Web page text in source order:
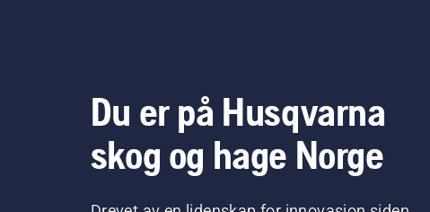
Du er på Husqvarna
skog og hage Norge